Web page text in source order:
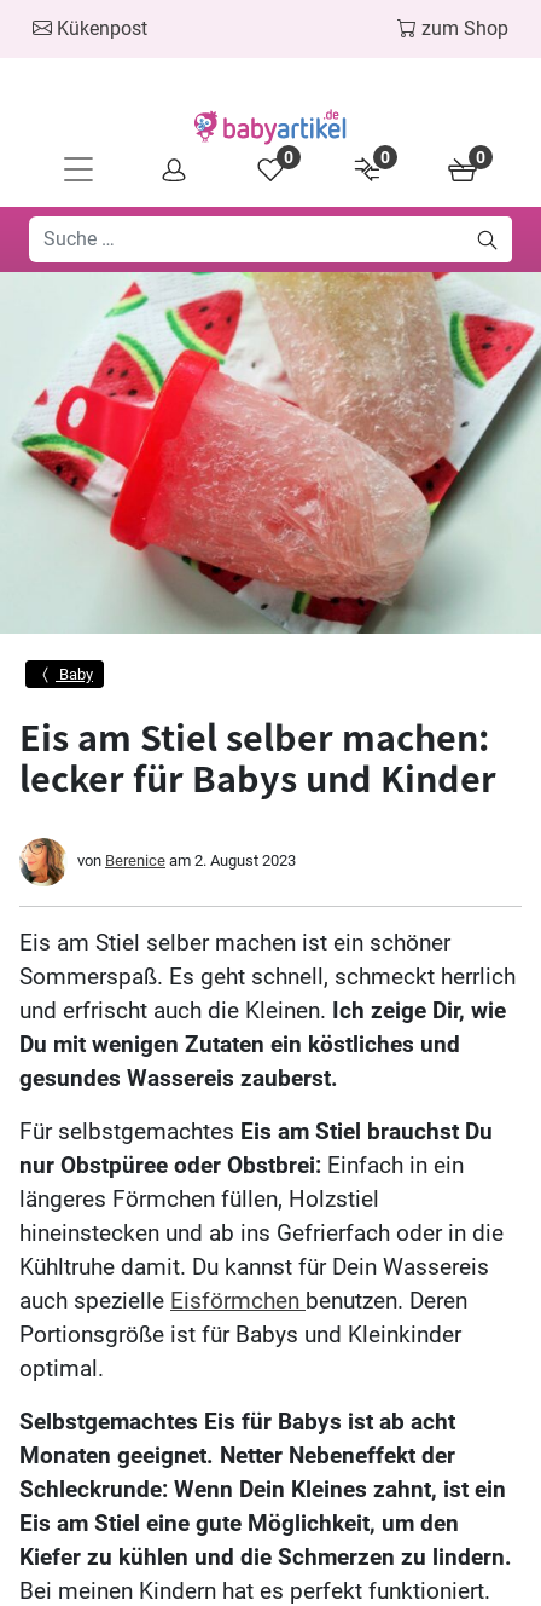
Kükenpost zum Shop
0
0
0
Baby
Eis am Stiel selber machen:
lecker für Babys und Kinder
von Berenice am 2. August 2023
Eis am Stiel selber machen ist ein schöner
Sommerspaß. Es geht schnell, schmeckt herrlich
und erfrischt auch die Kleinen. Ich zeige Dir, wie
Du mit wenigen Zutaten ein köstliches und
gesundes Wassereis zauberst.
Für selbstgemachtes Eis am Stiel brauchst Du
nur Obstpüree oder Obstbrei: Einfach in ein
längeres Förmchen füllen, Holzstiel
hineinstecken und ab ins Gefrierfach oder in die
Kühltruhe damit. Du kannst für Dein Wassereis
auch spezielle Eisförmchen benutzen. Deren
Portionsgröße ist für Babys und Kleinkinder
optimal.
Selbstgemachtes Eis für Babys ist ab acht
Monaten geeignet. Netter Nebeneffekt der
Schleckrunde: Wenn Dein Kleines zahnt, ist ein
Eis am Stiel eine gute Möglichkeit, um den
Kiefer zu kühlen und die Schmerzen zu lindern.
Bei meinen Kindern hat es perfekt funktioniert.